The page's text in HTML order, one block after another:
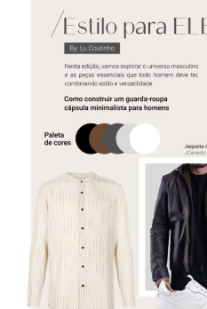
(47) 3348-4609
Comodidades Eventos
Vitrine virtual